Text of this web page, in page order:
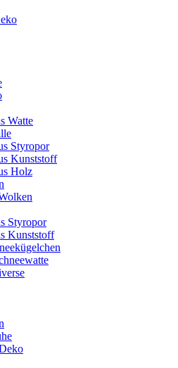
Watte
Styropor
Kunststoff
Holz
Styropor
Kunststoff